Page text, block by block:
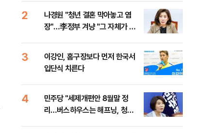
2
나경원 "청년 결혼 막아놓고 염
장"…李정부 겨냥 "그 자체가 결
3
이강인, 홈구장보다 먼저 한국서
입단식 치른다
4
민주당 "세제개편안 8월말 정
리…버스하우스는 해프닝, 청년